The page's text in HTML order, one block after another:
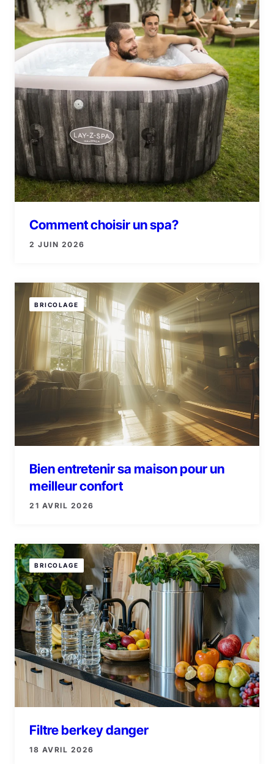
Comment choisir un spa?
2 JUIN 2026
BRICOLAGE
Bien entretenir sa maison pour un
meilleur confort
21 AVRIL 2026
BRICOLAGE
Filtre berkey danger
18 AVRIL 2026